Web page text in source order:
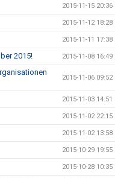
2015-11-15 20:36
2015-11-12 18:28
2015-11-11 17:38
2015! 2015-11-08 16:49
2015-11-06 09:52
2015-11-03 14:51
2015-11-02 22:15
2015-11-02 13:58
2015-10-29 19:55
2015-10-28 10:35